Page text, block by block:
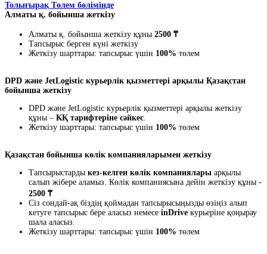
Толығырақ Төлем бөлімінде
Алматы қ. бойынша жеткізу
Алматы қ. бойынша жеткізу құны 2500 ₸
Тапсырыс берген күні жеткізу
Жеткізу шарттары: тапсырыс үшін 100% төлем
DPD және JetLogistic курьерлік қызметтері арқылы Қазақстан
бойынша жеткізу
DPD және JetLogistic курьерлік қызметтері арқылы жеткізу
құны – КҚ тарифтеріне сәйкес.
Жеткізу шарттары: тапсырыс үшін 100% төлем
Қазақстан бойынша көлік компанияларымен жеткізу
Тапсырыстарды кез-келген көлік компаниялары арқылы
салып жібере аламыз. Көлік компаниясына дейін жеткізу құны -
2500 ₸
Сіз сондай-ақ біздің қоймадан тапсырысыңызды өзіңіз алып
кетуге тапсырыс бере аласыз немесе inDrive курьеріне қоңырау
шала аласыз.
Жеткізу шарттары: тапсырыс үшін 100% төлем